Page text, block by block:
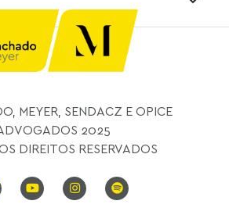
MEYER, SENDACZ E OPICE
2025
DIREITOS RESERVADOS